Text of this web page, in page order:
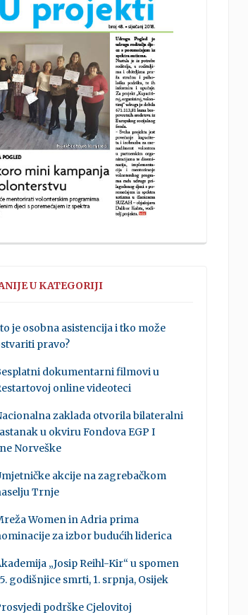
U KATEGORIJI
je osobna asistencija i tko može
pravo?
dokumentarni filmovi u
online videoteci
zaklada otvorila bilateralni
u okviru Fondova EGP I
Norveške
akcije na zagrebačkom
Trnje
Women in Adria prima
za izbor budućih liderica
„Josip Reihl-Kir“ u spomen
godišnjice smrti, 1. srpnja, Osijek
podrške Cjelovitoj